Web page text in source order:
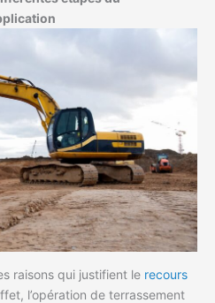
raisons qui justifient le recours
l’opération de terrassement